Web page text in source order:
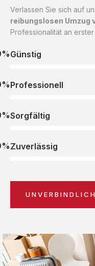
Verlassen Sie sich auf
reibungslosen Umzug
Professionalität an
Günstig
Professionell
Sorgfältig
Zuverlässig